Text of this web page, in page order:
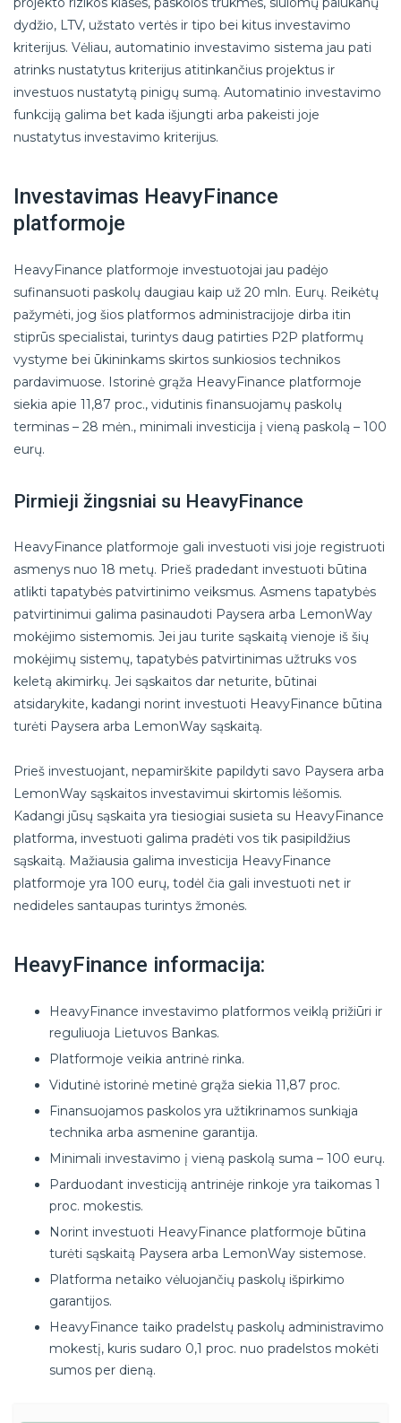
dydžio, LTV, užstato vertės ir tipo bei kitus investavimo
kriterijus. Vėliau, automatinio investavimo sistema jau pati
atrinks nustatytus kriterijus atitinkančius projektus ir
investuos nustatytą pinigų sumą. Automatinio investavimo
funkciją galima bet kada išjungti arba pakeisti joje
nustatytus investavimo kriterijus.
Investavimas HeavyFinance
platformoje
HeavyFinance platformoje investuotojai jau padėjo
sufinansuoti paskolų daugiau kaip už 20 mln. Eurų. Reikėtų
pažymėti, jog šios platformos administracijoje dirba itin
stiprūs specialistai, turintys daug patirties P2P platformų
vystyme bei ūkininkams skirtos sunkiosios technikos
pardavimuose. Istorinė grąža HeavyFinance platformoje
siekia apie 11,87 proc., vidutinis finansuojamų paskolų
terminas – 28 mėn., minimali investicija į vieną paskolą – 100
eurų.
Pirmieji žingsniai su HeavyFinance
HeavyFinance platformoje gali investuoti visi joje registruoti
asmenys nuo 18 metų. Prieš pradedant investuoti būtina
atlikti tapatybės patvirtinimo veiksmus. Asmens tapatybės
patvirtinimui galima pasinaudoti Paysera arba LemonWay
mokėjimo sistemomis. Jei jau turite sąskaitą vienoje iš šių
mokėjimų sistemų, tapatybės patvirtinimas užtruks vos
keletą akimirkų. Jei sąskaitos dar neturite, būtinai
atsidarykite, kadangi norint investuoti HeavyFinance būtina
turėti Paysera arba LemonWay sąskaitą.
Prieš investuojant, nepamirškite papildyti savo Paysera arba
LemonWay sąskaitos investavimui skirtomis lėšomis.
Kadangi jūsų sąskaita yra tiesiogiai susieta su HeavyFinance
platforma, investuoti galima pradėti vos tik pasipildžius
sąskaitą. Mažiausia galima investicija HeavyFinance
platformoje yra 100 eurų, todėl čia gali investuoti net ir
nedideles santaupas turintys žmonės.
HeavyFinance informacija:
HeavyFinance investavimo platformos veiklą prižiūri ir
reguliuoja Lietuvos Bankas.
Platformoje veikia antrinė rinka.
Vidutinė istorinė metinė grąža siekia 11,87 proc.
Finansuojamos paskolos yra užtikrinamos sunkiąja
technika arba asmenine garantija.
Minimali investavimo į vieną paskolą suma – 100 eurų.
Parduodant investiciją antrinėje rinkoje yra taikomas 1
proc. mokestis.
Norint investuoti HeavyFinance platformoje būtina
turėti sąskaitą Paysera arba LemonWay sistemose.
Platforma netaiko vėluojančių paskolų išpirkimo
garantijos.
HeavyFinance taiko pradelstų paskolų administravimo
mokestį, kuris sudaro 0,1 proc. nuo pradelstos mokėti
sumos per dieną.